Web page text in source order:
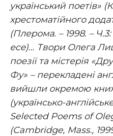
український поетів»
хрестоматійного
(Плерома. – 1998. –
есе)… Твори Олега
поезії та містерія
Фу» – перекладені
вийшли окремою
(українсько-
Selected Poems of
(Cambridge, Mass.,